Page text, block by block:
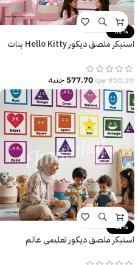
-32%
استيكر ملصق ديكور Hello Kitty بنات
850.20جنيه577.70جنيه
-41%
استيكر ملصق ديكور تعليمي عالم